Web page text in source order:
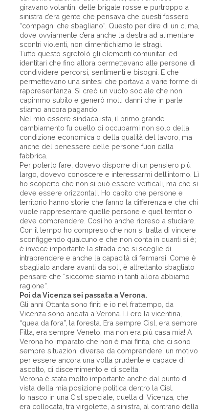
giravano volantini delle brigate rosse e purtroppo a
sinistra c’era gente che pensava che questi fossero
“compagni che sbagliano”. Questo per dire di un clima,
dove ovviamente c’era anche la destra ad alimentare
scontri violenti, non dimentichiamo le stragi.
Tutto questo sgretolò gli elementi comunitari ed
identitari che fino allora permettevano alle persone di
condividere percorsi, sentimenti e bisogni. E che
permettevano una sintesi che portava a varie forme di
rappresentanza. Si creò un vuoto sociale che non
capimmo subito e generò molti danni che in parte
stiamo ancora pagando.
Nel mio essere sindacalista, il primo grande
cambiamento fu quello di occuparmi non solo della
condizione economica o della qualità del lavoro, ma
anche del benessere delle persone fuori dalla
fabbrica.
Per poterlo fare, dovevo disporre di un pensiero più
largo, dovevo conoscere e interessarmi dell’intorno. Lì
ho scoperto che non si può essere verticali, ma che si
deve essere orizzontali. Ho capito che persone e
territorio hanno storie che fanno la differenza e che chi
vuole rappresentare quelle persone e quel territorio
deve comprendere. Così ho anche ripreso a studiare.
Con il tempo ho compreso che non si tratta di vincere
sconfiggendo qualcuno e che non conta in quanti si è;
è invece importante la strada che si sceglie di
intraprendere e anche la capacità di fermarsi. Come è
sbagliato andare avanti da soli, è altrettanto sbagliato
pensare che “siccome siamo in tanti allora abbiamo
ragione”.
Poi da Vicenza sei passata a Verona.
Gli anni Ottanta sono finiti e io nel frattempo, da
Vicenza sono andata a Verona. Lì ero la vicentina,
“quea da fora”, la foresta. Era sempre Cisl, era sempre
Filta, era sempre Veneto, ma non era più casa mia! A
Verona ho imparato che non è mai finita, che ci sono
sempre situazioni diverse da comprendere, un motivo
per essere ancora una volta prudente e capace di
ascolto, di discernimento e di scelta.
Verona è stata molto importante anche dal punto di
vista della mia posizione politica dentro la Cisl.
Io nasco in una Cisl speciale, quella di Vicenza, che
era collocata, tra virgolette, a sinistra, al contrario della